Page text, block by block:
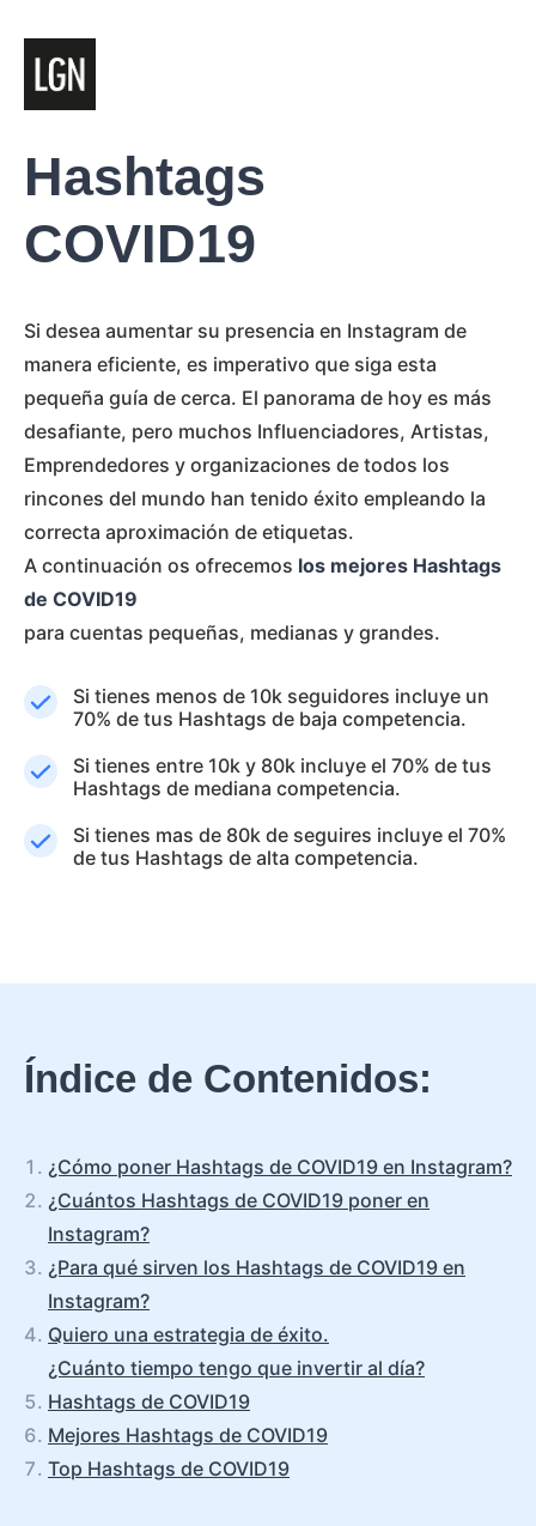
Hashtags
COVID19
Si desea aumentar su presencia en Instagram de
manera eficiente, es imperativo que siga esta
pequeña guía de cerca. El panorama de hoy es más
desafiante, pero muchos Influenciadores, Artistas,
Emprendedores y organizaciones de todos los
rincones del mundo han tenido éxito empleando la
correcta aproximación de etiquetas.
A continuación os ofrecemos los mejores Hashtags
de COVID19
para cuentas pequeñas, medianas y grandes.
Si tienes menos de 10k seguidores incluye un
70% de tus Hashtags de baja competencia.
Si tienes entre 10k y 80k incluye el 70% de tus
Hashtags de mediana competencia.
Si tienes mas de 80k de seguires incluye el 70%
de tus Hashtags de alta competencia.
Índice de Contenidos:
¿Cómo poner Hashtags de COVID19 en Instagram?
¿Cuántos Hashtags de COVID19 poner en
Instagram?
¿Para qué sirven los Hashtags de COVID19 en
Instagram?
Quiero una estrategia de éxito.
¿Cuánto tiempo tengo que invertir al día?
Hashtags de COVID19
Mejores Hashtags de COVID19
Top Hashtags de COVID19